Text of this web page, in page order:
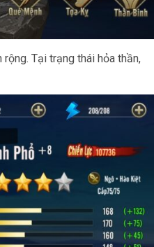
Tại trạng thái hỏa thần,